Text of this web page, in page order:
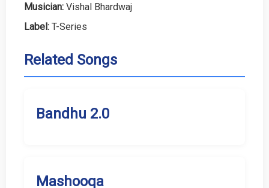
Musician: Vishal Bhardwaj
Label: T-Series
Related Songs
Bandhu 2.0
Mashooqa